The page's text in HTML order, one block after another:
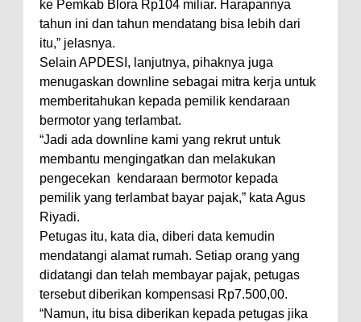
ke Pemkab Blora Rp104 miliar. Harapannya
tahun ini dan tahun mendatang bisa lebih dari
itu,” jelasnya.
Selain APDESI, lanjutnya, pihaknya juga
menugaskan downline sebagai mitra kerja untuk
memberitahukan kepada pemilik kendaraan
bermotor yang terlambat.
“Jadi ada downline kami yang rekrut untuk
membantu mengingatkan dan melakukan
pengecekan kendaraan bermotor kepada
pemilik yang terlambat bayar pajak,” kata Agus
Riyadi.
Petugas itu, kata dia, diberi data kemudin
mendatangi alamat rumah. Setiap orang yang
didatangi dan telah membayar pajak, petugas
tersebut diberikan kompensasi Rp7.500,00.
“Namun, itu bisa diberikan kepada petugas jika